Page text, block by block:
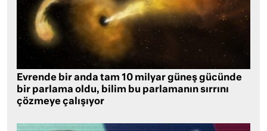
Evrende bir anda tam 10 milyar güneş gücünde
bir parlama oldu, bilim bu parlamanın sırrını
çözmeye çalışıyor